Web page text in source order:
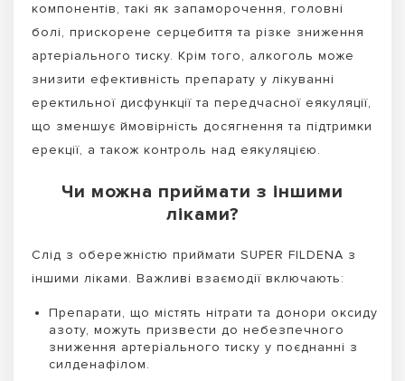
компонентів, такі як запаморочення, головні
болі, прискорене серцебиття та різке зниження
артеріального тиску. Крім того, алкоголь може
знизити ефективність препарату у лікуванні
еректильної дисфункції та передчасної еякуляції,
що зменшує ймовірність досягнення та підтримки
ерекції, а також контроль над еякуляцією.
Чи можна приймати з іншими
ліками?
Слід з обережністю приймати SUPER FILDENA з
іншими ліками. Важливі взаємодії включають:
Препарати, що містять нітрати та донори оксиду
азоту, можуть призвести до небезпечного
зниження артеріального тиску у поєднанні з
силденафілом.